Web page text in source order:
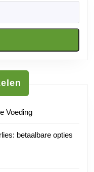
Voeding
betaalbare opties